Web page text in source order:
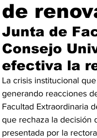
de
Junta de
Consejo
efectiva la
La crisis institucional
generando reacciones
Facultad Extraordinaria
que rechaza la decisión
presentada por la